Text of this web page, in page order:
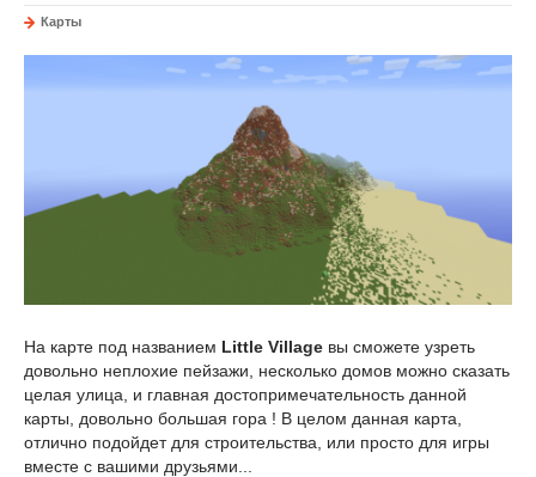
Карты
На карте под названием Little Village вы сможете узреть
довольно неплохие пейзажи, несколько домов можно сказать
целая улица, и главная достопримечательность данной
карты, довольно большая гора ! В целом данная карта,
отлично подойдет для строительства, или просто для игры
вместе с вашими друзьями...